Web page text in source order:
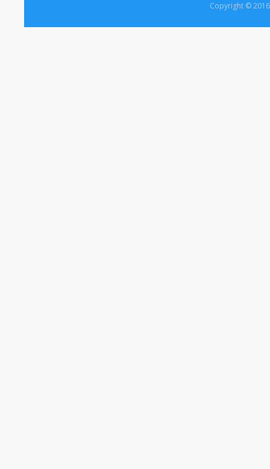
Copyright ©